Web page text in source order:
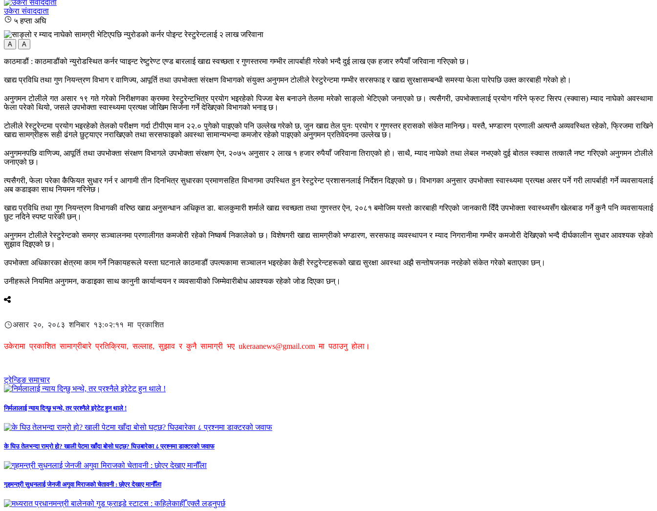
उकेरा संवाददाता
५ हप्ता अघि
A A
काठमाडौं : काठमाडौंको न्युरोडस्थित कर्नर प्वाइन्ट रेष्टुरेण्ट एण्ड बारलाई खाद्य स्वच्छता र गुणस्तरमा गम्भीर लापर्बाही गरेको भन्दै दुई लाख एक हजार रुपैयाँ जरिवाना गरिएको छ।
खाद्य प्रविधि तथा गुण नियन्त्रण विभाग र वाणिज्य, आपूर्ति तथा उपभोक्ता संरक्षण विभागको संयुक्त अनुगमन टोलीले रेस्टुरेन्टमा गम्भीर सरसफाइ र खाद्य सुरक्षासम्बन्धी समस्या फेला पारेपछि उक्त कारबाही गरेको हो।
अनुगमन टोलीले गत असार १९ गते गरेको निरीक्षणका क्रममा रेस्टुरेन्टभित्र प्रयोग भइरहेको पिज्जा बेस बनाउने तेलमा मरेको साङ्लो भेटिएको जनाएको छ। त्यसैगरी, उपभोक्तालाई प्रयोग गरिने फ्रुट सिरप (स्क्वास) म्याद नाघेको अवस्थामा
फेला परेको थियो, जसले उपभोक्ता स्वास्थ्यमा प्रत्यक्ष जोखिम सिर्जना गर्ने देखिएको विभागको भनाइ छ।
टोलीले रेस्टुरेन्टमा प्रयोग भइरहेको तेलको परीक्षण गर्दा टीपीएम मान २२.० पुगेको पाइएको पनि उल्लेख गरेको छ, जुन खाद्य तेल पुनः प्रयोग र गुणस्तर ह्रासको संकेत मानिन्छ। यस्तै, भण्डारण प्रणाली अत्यन्तै अव्यवस्थित रहेको, फ्रिजमा राखिने
खाद्य सामग्रीहरू सही ढंगले छुट्याएर नराखिएको तथा सरसफाइको अवस्था सामान्यभन्दा कमजोर रहेको पाइएको अनुगमन प्रतिवेदनमा उल्लेख छ।
अनुगमनपछि वाणिज्य, आपूर्ति तथा उपभोक्ता संरक्षण विभागले उपभोक्ता संरक्षण ऐन, २०७५ अनुसार २ लाख १ हजार रुपैयाँ जरिवाना तिराएको हो। साथै, म्याद नाघेको तथा लेबल नभएको दुई बोतल स्क्वास तत्कालै नष्ट गरिएको अनुगमन टोलीले
जनाएको छ।
त्यसैगरी, फेला परेका कैफियत सुधार गर्न र आगामी तीन दिनभित्र सुधारका प्रमाणसहित विभागमा उपस्थित हुन रेस्टुरेन्ट प्रशासनलाई निर्देशन दिइएको छ। विभागका अनुसार उपभोक्ता स्वास्थ्यमा प्रत्यक्ष असर पर्ने गरी लापर्बाही गर्ने व्यवसायलाई
अब कडाइका साथ नियमन गरिनेछ।
खाद्य प्रविधि तथा गुण नियन्त्रण विभागकी वरिष्ठ खाद्य अनुसन्धान अधिकृत डा. बालकुमारी शर्माले खाद्य स्वच्छता तथा गुणस्तर ऐन, २०८१ बमोजिम यस्तो कारबाही गरिएको जानकारी दिँदै उपभोक्ता स्वास्थ्यसँग खेलबाड गर्ने कुनै पनि व्यवसायलाई
छुट नदिने स्पष्ट पारेकी छन्।
अनुगमन टोलीले रेस्टुरेन्टको समग्र सञ्चालनमा प्रणालीगत कमजोरी रहेको निष्कर्ष निकालेको छ। विशेषगरी खाद्य सामग्रीको भण्डारण, सरसफाइ व्यवस्थापन र म्याद निगरानीमा गम्भीर कमजोरी देखिएको भन्दै दीर्घकालीन सुधार आवश्यक रहेको
सुझाव दिइएको छ।
उपभोक्ता अधिकारका क्षेत्रमा काम गर्ने निकायहरूले यस्ता घटनाले काठमाडौं उपत्यकामा सञ्चालन भइरहेका केही रेस्टुरेन्टहरूको खाद्य सुरक्षा अवस्था अझै सन्तोषजनक नरहेको संकेत गरेको बताएका छन्।
उनीहरूले नियमित अनुगमन, कडाइका साथ कानुनी कार्यान्वयन र व्यवसायीको जिम्मेवारीबोध आवश्यक रहेको जोड दिएका छन्।
असार २०, २०८३ शनिबार १३:०२:११ मा प्रकाशित
उकेरामा प्रकाशित सामाग्रीबारे प्रतिक्रिया, सल्लाह, सुझाव र कुनै सामाग्री भए ukeraanews@gmail.com मा पठाउनु होला।
ट्रेन्डिङ समाचार
निर्मलालाई न्याय दिन्छु भन्थे, तर प्रश्नैले इरेटेट हुन थाले !
के घिउ तेलभन्दा राम्रो हो? खाली पेटमा खाँदा बोसो घट्छ? घिउबारेका ८ प्रश्नमा डाक्टरको जवाफ
गृहमन्त्री सुधनलाई जेनजी अगुवा मिराजको चेतावनी : छोएर देखाए मानौँला